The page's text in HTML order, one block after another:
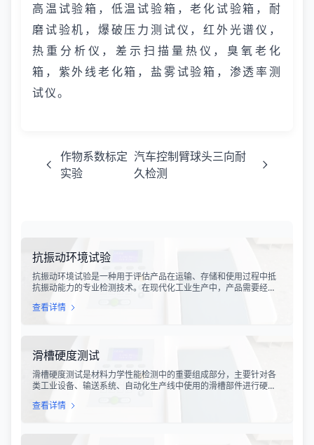
高温试验箱，低温试验箱，老化试验箱，耐
磨试验机，爆破压力测试仪，红外光谱仪，
热重分析仪，差示扫描量热仪，臭氧老化
箱，紫外线老化箱，盐雾试验箱，渗透率测
试仪。
作物系数标定
实验
汽车控制臂球头三向耐
久检测
抗振动环境试验
抗振动环境试验是一种用于评估产品在运输、存储和使用过程中抵
抗振动能力的专业检测技术。在现代化工业生产中，产品需要经历
会受到不同程度的振动冲击。这种振动可能导致产品结构松动、零
查看详情
滑槽硬度测试
滑槽硬度测试是材料力学性能检测中的重要组成部分，主要针对各
类工业设备、输送系统、自动化生产线中使用的滑槽部件进行硬度
响设备的使用寿命、运行稳定性和安全性。通过科学的硬度测试，
查看详情